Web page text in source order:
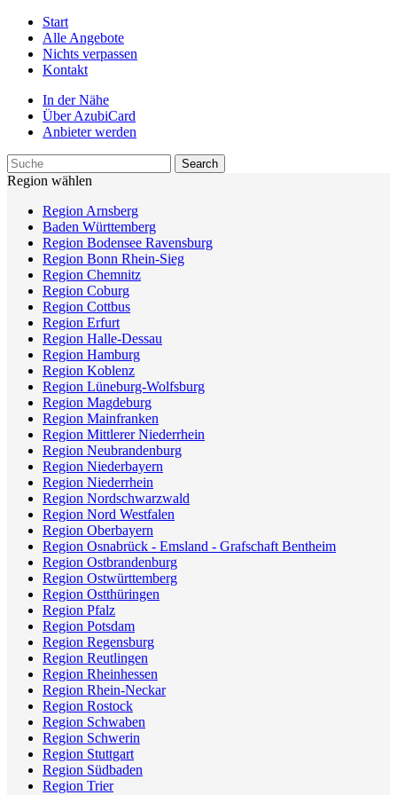
Start
Alle Angebote
Nichts verpassen
Kontakt
In der Nähe
Über AzubiCard
Anbieter werden
Region wählen
Region Arnsberg
Baden Württemberg
Region Bodensee Ravensburg
Region Bonn Rhein-Sieg
Region Chemnitz
Region Coburg
Region Cottbus
Region Erfurt
Region Halle-Dessau
Region Hamburg
Region Koblenz
Region Lüneburg-Wolfsburg
Region Magdeburg
Region Mainfranken
Region Mittlerer Niederrhein
Region Neubrandenburg
Region Niederbayern
Region Niederrhein
Region Nordschwarzwald
Region Nord Westfalen
Region Oberbayern
Region Osnabrück - Emsland - Grafschaft Bentheim
Region Ostbrandenburg
Region Ostwürttemberg
Region Ostthüringen
Region Pfalz
Region Potsdam
Region Regensburg
Region Reutlingen
Region Rheinhessen
Region Rhein-Neckar
Region Rostock
Region Schwaben
Region Schwerin
Region Stuttgart
Region Südbaden
Region Trier